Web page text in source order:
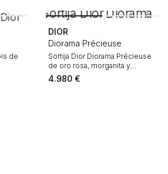
de
DIOR
Diorama Précieuse
Sortija Dior Diorama Précieuse
de oro rosa, morganita y
diamante
4.980 €